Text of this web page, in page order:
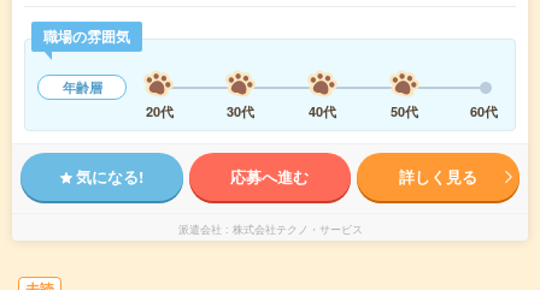
職場の雰囲気
年齢層
20代
30代 40代 50代 60代
気になる! 応募へ進む 詳しく見る
派遣会社 株式会社テクノ・サービス